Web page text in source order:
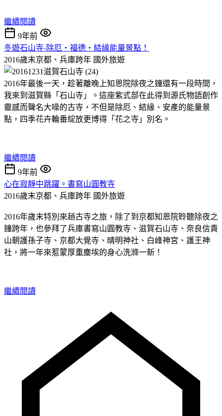
繼續閱讀
9年前
冬遊石山寺-除厄・福德・結緣能量景點！
2016歲末京都、兵庫跨年 國外旅遊
2016年最後一天，趁著離晚上知恩院除夜之鐘還有一段時間，
我來到滋賀縣「石山寺」。這座紫式部在此得到源氏物語創作
靈感而聲名大噪的古寺，不但是除厄、結緣、安產的能量景
點，四季花卉輪番綻放更博得「花之寺」別名。
繼續閱讀
9年前
心在寂靜中跳躍。書寫山圓教寺
2016歲末京都、兵庫跨年 國外旅遊
2016年歲末特別來趟古寺之旅，除了到京都知恩院聆聽除夜之
鐘跨年，也參拜了兵庫書寫山圓教寺、滋賀石山寺、奈良信貴
山朝護孫子寺、京都大覺寺、晴明神社、白峰神宮、護王神
社，將一年來惹蒙厚重塵埃的身心洗滌一新！
繼續閱讀